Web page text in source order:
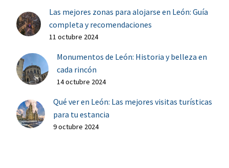
Las mejores zonas para alojarse en León: Guía
completa y recomendaciones
11 octubre 2024
Monumentos de León: Historia y belleza en
cada rincón
14 octubre 2024
Qué ver en León: Las mejores visitas turísticas
para tu estancia
9 octubre 2024